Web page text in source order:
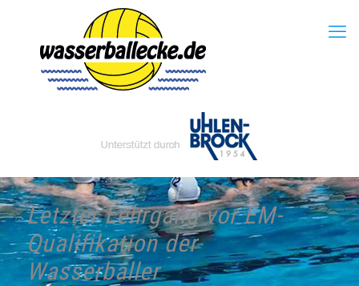
Letzter Lehrgang vor EM-
Qualifikation der
Wasserballer